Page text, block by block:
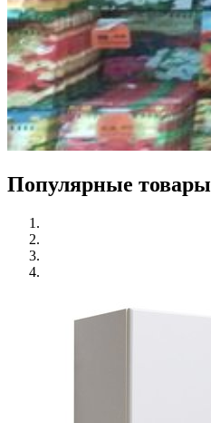
Популярные товары